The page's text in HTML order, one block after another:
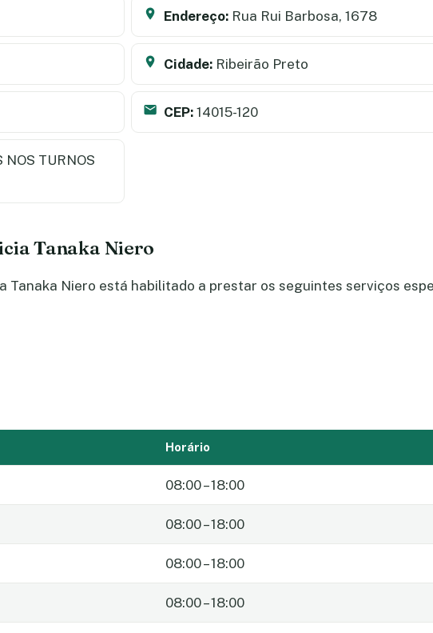
Endereço: Rua Rui Barbosa, 1678
Cidade: Ribeirão Preto
CEP: 14015-120
NOS TURNOS
Tanaka Niero
Tanaka Niero está habilitado a prestar os seguintes serviços
Horário
08:00 – 18:00
08:00 – 18:00
08:00 – 18:00
08:00 – 18:00